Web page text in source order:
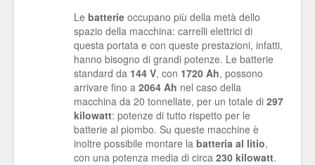
Le batterie occupano più della metà dello
spazio della macchina: carrelli elettrici di
questa portata e con queste prestazioni, infatti,
hanno bisogno di grandi potenze. Le batterie
standard da 144 V, con 1720 Ah, possono
arrivare fino a 2064 Ah nel caso della
macchina da 20 tonnellate, per un totale di 297
kilowatt: potenze di tutto rispetto per le
batterie al piombo. Su queste macchine è
inoltre possibile montare la batteria al litio,
con una potenza media di circa 230 kilowatt.